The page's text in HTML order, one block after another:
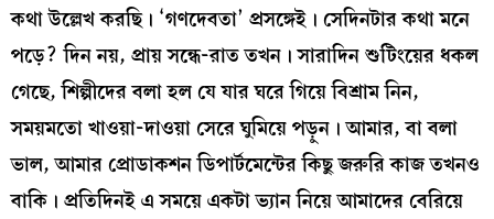
কথা উল্লেখ করছি। ‘গণদেবতা’ প্রসঙ্গেই। সেদিনটার কথা মনে
পড়ে? দিন নয়, প্রায় সন্ধে-রাত তখন। সারাদিন শুটিংয়ের ধকল
গেছে, শিল্পীদের বলা হল যে যার ঘরে গিয়ে বিশ্রাম নিন,
সময়মতো খাওয়া-দাওয়া সেরে ঘুমিয়ে পড়ুন। আমার, বা বলা
ভাল, আমার প্রোডাকশন ডিপার্টমেন্টের কিছু জরুরি কাজ তখনও
বাকি। প্রতিদিনই এ সময়ে একটা ভ্যান নিয়ে আমাদের বেরিয়ে